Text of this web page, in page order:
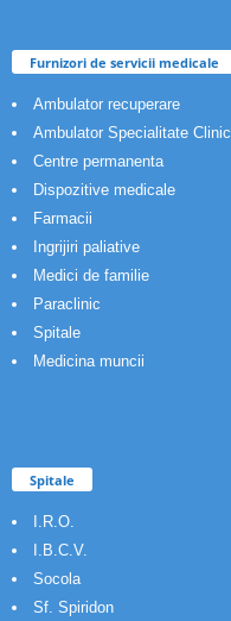
Furnizori de servicii medicale
Ambulator recuperare
Ambulator Specialitate Clinic
Centre permanenta
Dispozitive medicale
Farmacii
Ingrijiri paliative
Medici de familie
Paraclinic
Spitale
Medicina muncii
Spitale
I.R.O.
I.B.C.V.
Socola
Sf. Spiridon